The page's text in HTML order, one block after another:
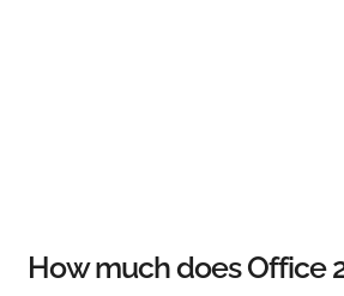
How much does Office